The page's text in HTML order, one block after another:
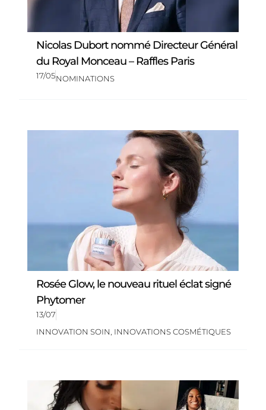
Nicolas Dubort nommé Directeur Général
du Royal Monceau – Raffles Paris
17/05NOMINATIONS
Rosée Glow, le nouveau rituel éclat signé
Phytomer
13/07
INNOVATION SOIN INNOVATIONS COSMÉTIQUES